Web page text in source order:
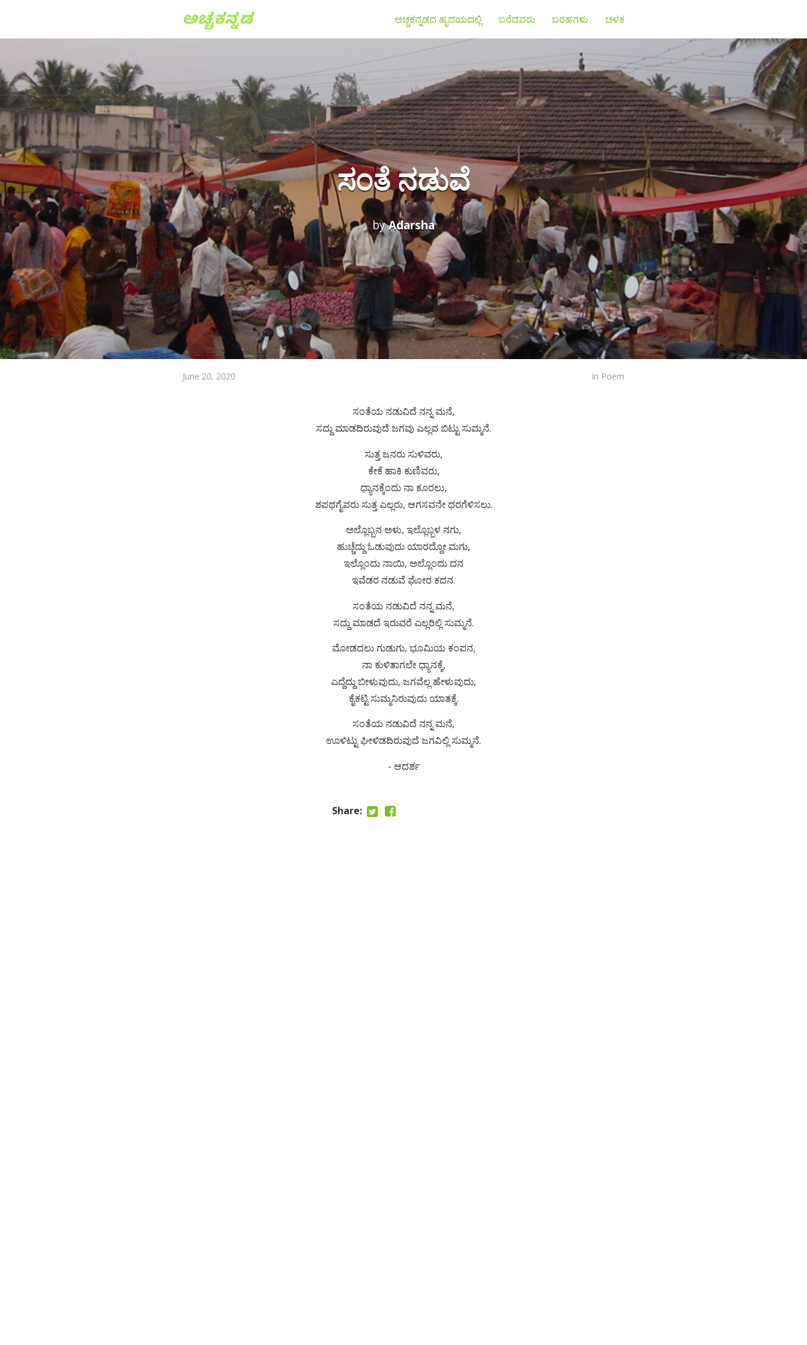
ಅಚ್ಚಕನ್ನಡದ ಹೃದಯದಲ್ಲಿ ಬರೆದವರು ಬರಹಗಳು ಚಳಕ
ಸಂತೆ ನಡುವೆ
byAdarsha
June 20, 2020 in Poem
ಸಂತೆಯ ನಡುವಿದೆ ನನ್ನ ಮನೆ,
ಸದ್ದು ಮಾಡದಿರುವುದೆ ಜಗವು ಎಲ್ಲವ ಬಿಟ್ಟು ಸುಮ್ಮನೆ.
ಸುತ್ತ ಜನರು ಸುಳಿವರು,
ಕೇಕೆ ಹಾಕಿ ಕುಣಿವರು,
ಧ್ಯಾನಕ್ಕೆಂದು ನಾ ಕೂರಲು,
ಶಪಥಗೈವರು ಸುತ್ತ ಎಲ್ಲರು, ಆಗಸವನೇ ಧರಗೆಳಿಸಲು.
ಅಲ್ಲೊಬ್ಬನ ಅಳು, ಇಲ್ಲೊಬ್ಬಳ ನಗು,
ಹುಚ್ಚೆದ್ದು ಓಡುವುದು ಯಾರದ್ದೋ ಮಗು,
ಇಲ್ಲೊಂದು ನಾಯಿ, ಅಲ್ಲೊಂದು ದನ
ಇವೆಡರ ನಡುವೆ ಘೋರ ಕದನ.
ಸಂತೆಯ ನಡುವಿದೆ ನನ್ನ ಮನೆ,
ಸದ್ದು ಮಾಡದೆ ಇರುವರೆ ಎಲ್ಲರಿಲ್ಲಿ ಸುಮ್ಮನೆ.
ಮೋಡದಲು ಗುಡುಗು, ಭೂಮಿಯ ಕಂಪನ,
ನಾ ಕುಳಿತಾಗಲೇ ಧ್ಯಾನಕ್ಕೆ,
ಎದ್ದೆದ್ದು ಬೀಳುವುದು, ಜಗವೆಲ್ಲ ಹೇಳುವುದು,
ಕೈಕಟ್ಟಿ ಸುಮ್ಮನಿರುವುದು ಯಾತಕ್ಕೆ.
ಸಂತೆಯ ನಡುವಿದೆ ನನ್ನ ಮನೆ,
ಊಳಿಟ್ಟು ಘೀಳಿಡದಿರುವುದೆ ಜಗವಿಲ್ಲಿ ಸುಮ್ಮನೆ.
- ಆದರ್ಶ
Share: